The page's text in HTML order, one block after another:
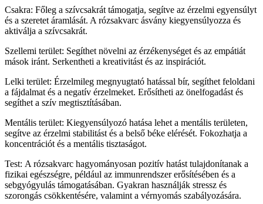
Csakra: Főleg a szívcsakrát támogatja, segítve az érzelmi egyensúlyt
és a szeretet áramlását. A rózsakvarc ásvány kiegyensúlyozza és
aktiválja a szívcsakrát.
Szellemi terület: Segíthet növelni az érzékenységet és az empátiát
mások iránt. Serkentheti a kreativitást és az inspirációt.
Lelki terület: Érzelmileg megnyugtató hatással bír, segíthet feloldani
a fájdalmat és a negatív érzelmeket. Erősítheti az önelfogadást és
segíthet a szív megtisztításában.
Mentális terület: Kiegyensúlyozó hatása lehet a mentális területen,
segítve az érzelmi stabilitást és a belső béke elérését. Fokozhatja a
koncentrációt és a mentális tisztaságot.
Test: A rózsakvarc hagyományosan pozitív hatást tulajdonítanak a
fizikai egészségre, például az immunrendszer erősítésében és a
sebgyógyulás támogatásában. Gyakran használják stressz és
szorongás csökkentésére, valamint a vérnyomás szabályozására.